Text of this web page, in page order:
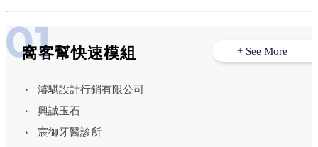
窩客幫快速模組
濬騏設計行銷有限公司
興誠玉石
宸御牙醫診所
+ See More